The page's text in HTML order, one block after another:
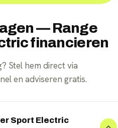
— Range
financieren
Stel hem direct via
en adviseren gratis.
Sport Electric